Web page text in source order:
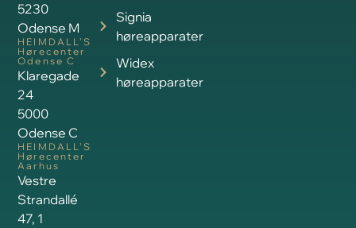
5230
Odense M
HEIMDALL’S
Hørecenter
Odense C
Klaregade
24
5000
Odense C
HEIMDALL’S
Hørecenter
Aarhus
Vestre
Strandallé
47, 1
Signia
høreapparater
Widex
høreapparater